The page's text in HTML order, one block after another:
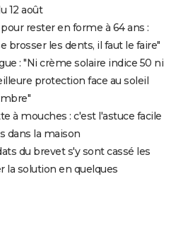
12 août
rester en forme à 64 ans :
brosser les dents, il faut le faire"
: "Ni crème solaire indice 50 ni
protection face au soleil
à mouches : c'est l'astuce facile
dans la maison
du brevet s'y sont cassé les
la solution en quelques